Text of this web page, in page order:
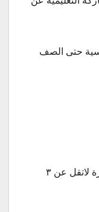
حتى الصف
-معلم تربية إسلامية ( بكالوريوس بخبرة لاتقل عن ٣